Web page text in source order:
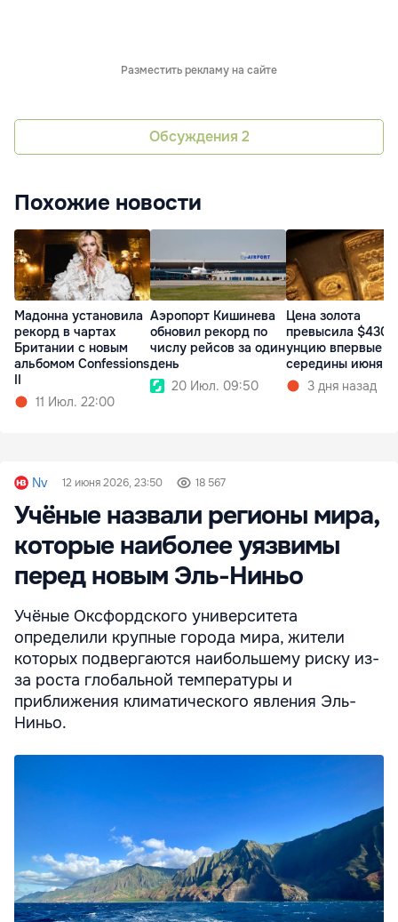
Разместить рекламу на сайте
Обсуждения 2
Похожие новости
Мадонна установила
рекорд в чартах
Британии с новым
альбомом Confessions
II
11 Июл. 22:00
Аэропорт Кишинева
обновил рекорд по
числу рейсов за один
день
20 Июл. 09:50
Цена золота
превысила $4300
унцию впервые с
середины июня
3 дня назад
Nv 12 июня 2026, 23:50 18 567
Учёные назвали регионы мира,
которые наиболее уязвимы
перед новым Эль-Ниньо
Учёные Оксфордского университета
определили крупные города мира, жители
которых подвергаются наибольшему риску из-
за роста глобальной температуры и
приближения климатического явления Эль-
Ниньо.